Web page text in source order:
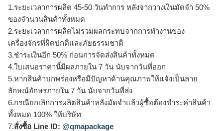
1.ระยะเวลาการผลิต 45-50 วันทำการ หลังจากวางเงินมัดจำ 50%
ของจำนวนสินค้าทั้งหมด
2.ระยะเวลาการผลิตไม่รวมผลกระทบจากการทำงานของ
เครื่องจักรที่ผิดปกติและภัยธรรมชาติ
3.ชำระเงินอีก 50% ก่อนการจัดส่งสินค้าทั้งหมด
4.ใบเสนอราคานี้มีผลภายใน 7 วัน นับจากวันที่ออก
5.หากสินค้าบกพร่องหรือมีปัญหาด้านคุณภาพให้แจ้งเป็นลาย
ลักษณ์อักษรภายใน 7 วัน นับจากวันที่ส่ง
6.กรณียกเลิกการผลิตสินค้าหลังมัดจำแล้วผู้ซื้อต้องชำระค่าสินค้า
ทั้งหมด 100% ให้บริษัท
7.สั่งซื้อ Line ID: @qmapackage